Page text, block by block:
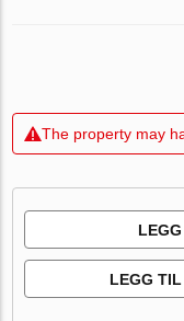
The property may
LEGG